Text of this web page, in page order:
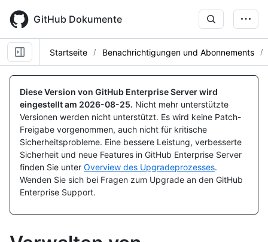
main
content
GitHub Dokumente
Startseite Benachrichtigungen und Abonnements
Diese Version von GitHub Enterprise Server wird
eingestellt am 2026-08-25. Nicht mehr unterstützte
Versionen werden nicht unterstützt. Es wird keine Patch-
Freigabe vorgenommen, auch nicht für kritische
Sicherheitsprobleme. Eine bessere Leistung, verbesserte
Sicherheit und neue Features in GitHub Enterprise Server
finden Sie unter Overview des Upgradeprozesses.
Wenden Sie sich bei Fragen zum Upgrade an den GitHub
Enterprise Support.